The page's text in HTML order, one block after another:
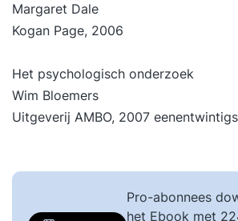
Margaret Dale
Kogan Page, 2006
Het psychologisch onderzoek
Wim Bloemers
Uitgeverij AMBO, 2007
Pro-abonnees
het Ebook met